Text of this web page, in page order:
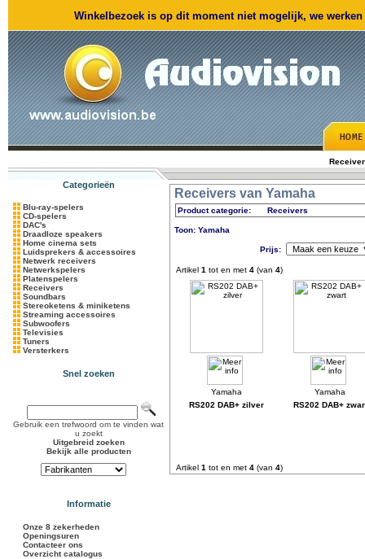
Winkelbezoek is op dit moment niet mogelijk, we
Categorieën
Blu-ray-spelers
CD-spelers
DAC's
Draadloze speakers
Home cinema sets
Luidsprekers & accessoires
Netwerk receivers
Netwerkspelers
Platenspelers
Receivers
Soundbars
Stereoketens & miniketens
Streaming accessoires
Subwoofers
Televisies
Tuners
Versterkers
Snel zoeken
Gebruik een trefwoord om te vinden wat
u zoekt
Uitgebreid zoeken
Bekijk alle producten
Informatie
Onze 8 zekerheden
Openingsuren
Contacteer ons
Overzicht catalogus
Receivers van Yamaha
Product categorie: Receivers
Toon: Yamaha
Prijs:
Artikel 1 tot en met 4 (van 4)
RS202 DAB+ zilver RS202 DAB+
Artikel 1 tot en met 4 (van 4)